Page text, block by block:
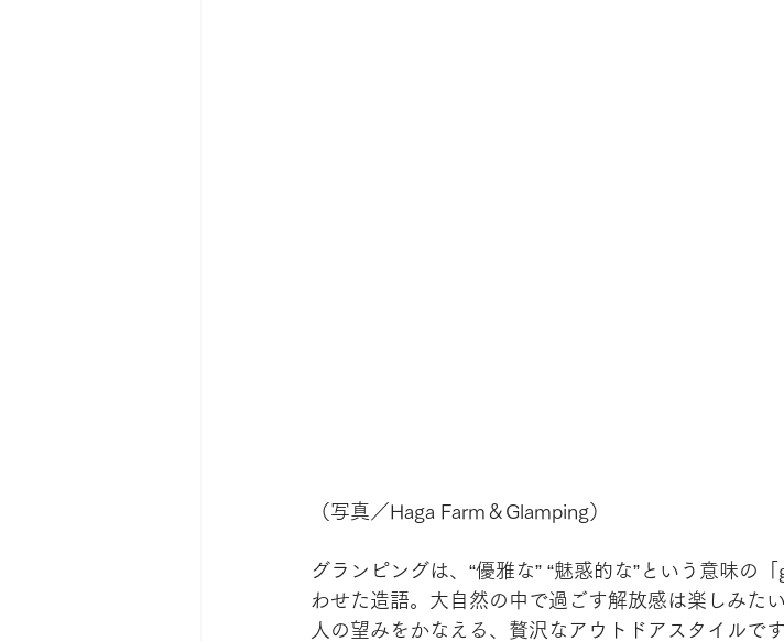
（写真／Haga Farm＆Glamping）
グランピングは、“優雅な” “魅惑的な”という意味の
わせた造語。大自然の中で過ごす解放感は楽しみた
人の望みをかなえる、贅沢なアウトドアスタイルです